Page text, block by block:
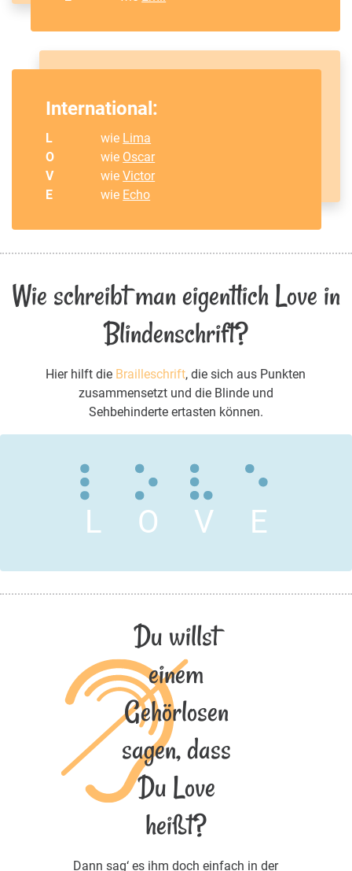
International:
L wie Lima
O
wie Oscar
V
wieVictor
E
wie Echo
Wie schreibt man eigentlich Love in
Blindenschrift?
Hier hilft die Brailleschrift, die sich aus Punkten
zusammensetzt und die Blinde und
Sehbehinderte ertasten können.
L O V E
Du willst
einem
Gehörlosen
sagen, dass
Du Love
heißt?
Dann sag‘ es ihm doch einfach in der